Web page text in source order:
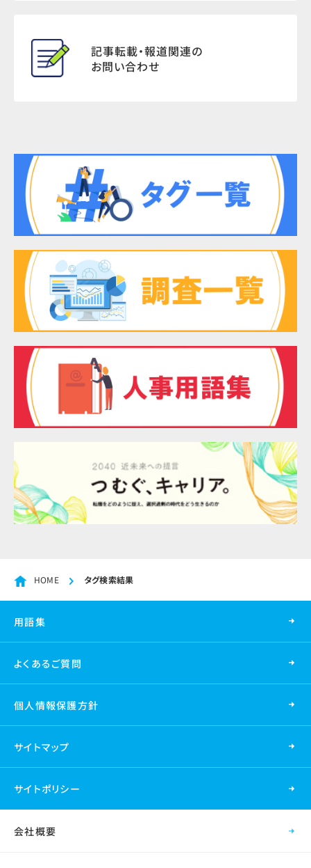
記事転載・報道関連の
お問い合わせ
HOME タグ検索結果
用語集
よくあるご質問
個人情報保護方針
サイトマップ
サイトポリシー
会社概要